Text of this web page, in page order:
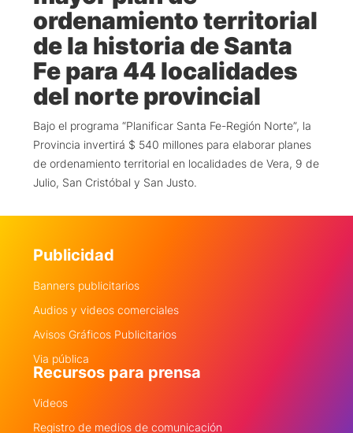
ordenamiento territorial
de la historia de Santa
Fe para 44 localidades
del norte provincial
Bajo el programa “Planificar Santa Fe-Región Norte”, la
Provincia invertirá $ 540 millones para elaborar planes
de ordenamiento territorial en localidades de Vera, 9 de
Julio, San Cristóbal y San Justo.
Publicidad
Banners publicitarios
Audios y videos comerciales
Avisos Gráficos Publicitarios
Via pública
Recursos para prensa
Videos
Registro de medios de comunicación